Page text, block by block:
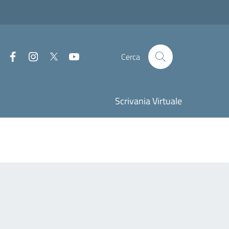
FacebookInstagram
Twitter Cerca
Scrivania Virtuale